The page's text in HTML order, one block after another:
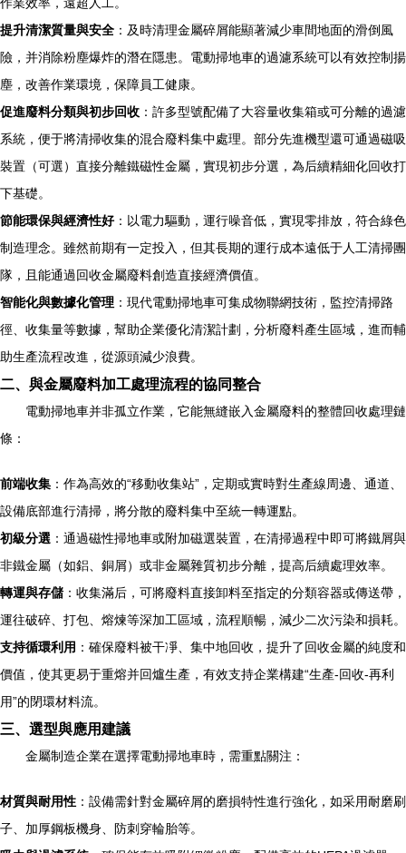
提升清潔質量與安全 ：及時清理金屬碎屑能顯著減少車間地面的滑倒風
險，并消除粉塵爆炸的潛在隱患。電動掃地車的過濾系統可以有效控制揚
塵，改善作業環境，保障員工健康。
促進廢料分類與初步回收 ：許多型號配備了大容量收集箱或可分離的過濾
系統，便于將清掃收集的混合廢料集中處理。部分先進機型還可通過磁吸
裝置（可選）直接分離鐵磁性金屬，實現初步分選，為后續精細化回收打
下基礎。
節能環保與經濟性好：以電力驅動，運行噪音低，實現零排放，符合綠色
制造理念。雖然前期有一定投入，但其長期的運行成本遠低于人工清掃團
隊，且能通過回收金屬廢料創造直接經濟價值。
智能化與數據化管理 ：現代電動掃地車可集成物聯網技術，監控清掃路
徑、收集量等數據，幫助企業優化清潔計劃，分析廢料產生區域，進而輔
助生產流程改進，從源頭減少浪費。
二、與金屬廢料加工處理流程的協同整合
電動掃地車并非孤立作業，它能無縫嵌入金屬廢料的整體回收處理鏈
條：
前端收集 ：作為高效的“移動收集站”，定期或實時對生產線周邊、通道、
設備底部進行清掃，將分散的廢料集中至統一轉運點。
初級分選 ：通過磁性掃地車或附加磁選裝置，在清掃過程中即可將鐵屑與
非鐵金屬（如鋁、銅屑）或非金屬雜質初步分離，提高后續處理效率。
轉運與存儲：收集滿后，可將廢料直接卸料至指定的分類容器或傳送帶，
運往破碎、打包、熔煉等深加工區域，流程順暢，減少二次污染和損耗。
支持循環利用 ：確保廢料被干凈、集中地回收，提升了回收金屬的純度和
價值，使其更易于重熔并回爐生產，有效支持企業構建“生產-回收-再利
用”的閉環材料流。
三、選型與應用建議
金屬制造企業在選擇電動掃地車時，需重點關注：
材質與耐用性 ：設備需針對金屬碎屑的磨損特性進行強化，如采用耐磨刷
子、加厚鋼板機身、防刺穿輪胎等。